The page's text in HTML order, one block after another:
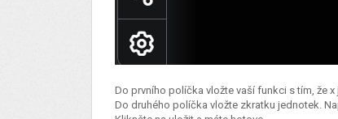
Do prvního políčka vložte vaší funkci s tím, že
Do druhého políčka vložte zkratku jednotek.